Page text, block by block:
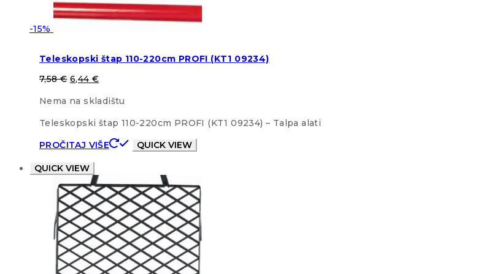
-15%
Teleskopski štap 110-220cm PROFI (KT1 09234)
7,58€ 6,44 €
Nema na skladištu
Teleskopski štap 110-220cm PROFI (KT1 09234) – Talpa alati
PROČITAJ VIŠE
QUICK VIEW
QUICK VIEW